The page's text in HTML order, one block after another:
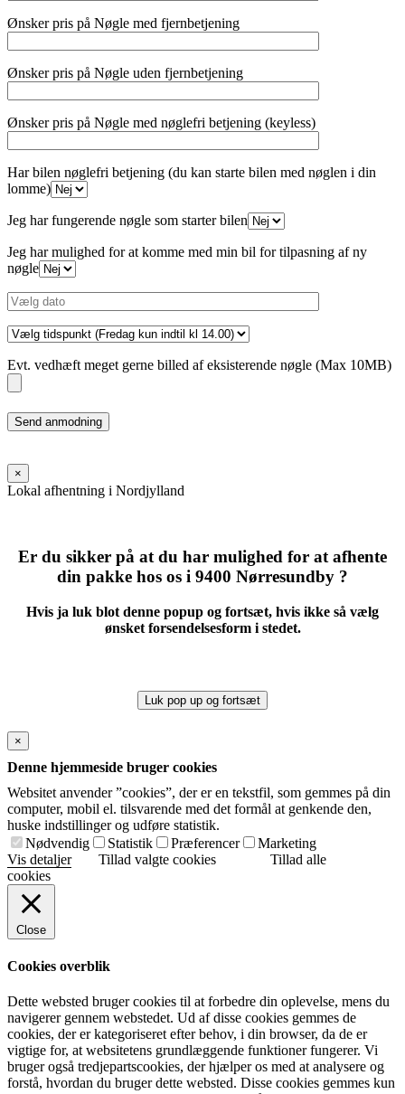
Ønsker pris på Nøgle med fjernbetjening
Ønsker pris på Nøgle uden fjernbetjening
Ønsker pris på Nøgle med nøglefri betjening (keyless)
Har bilen nøglefri betjening (du kan starte bilen med nøglen i din
lomme)
Jeg har fungerende nøgle som starter bilen
Jeg har mulighed for at komme med min bil for tilpasning af ny
nøgle
Evt. vedhæft meget gerne billed af eksisterende nøgle (Max 10MB)
Please
leave
field
empty.
×
Lokal afhentning i Nordjylland
Er du sikker på at du har mulighed for at afhente
din pakke hos os i 9400 Nørresundby ?
Hvis ja luk blot denne popup og fortsæt, hvis ikke så vælg
ønsket forsendelsesform i stedet.
Luk pop up og fortsæt
×
Denne hjemmeside bruger cookies
Websitet anvender ”cookies”, der er en tekstfil, som gemmes på din
computer, mobil el. tilsvarende med det formål at genkende den,
huske indstillinger og udføre statistik.
Nødvendig
Statistik Præferencer
Marketing
Vis detaljer
Tillad valgte cookies
Tillad alle
cookies
Close
Cookies overblik
Dette websted bruger cookies til at forbedre din oplevelse, mens du
navigerer gennem webstedet. Ud af disse cookies gemmes de
cookies, der er kategoriseret efter behov, i din browser, da de er
vigtige for, at websitetens grundlæggende funktioner fungerer. Vi
bruger også tredjepartscookies, der hjælper os med at analysere og
forstå, hvordan du bruger dette websted. Disse cookies gemmes kun